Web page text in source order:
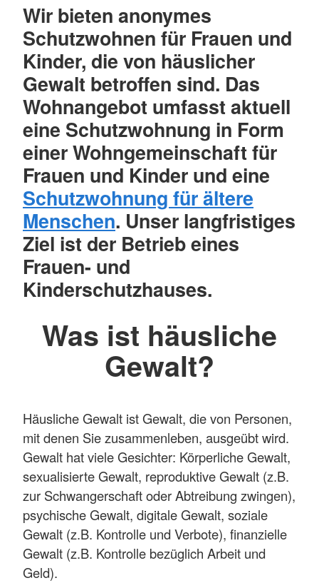
Wir bieten anonymes
Schutzwohnen für Frauen und
Kinder, die von häuslicher
Gewalt betroffen sind. Das
Wohnangebot umfasst aktuell
eine Schutzwohnung in Form
einer Wohngemeinschaft für
Frauen und Kinder und eine
Schutzwohnung für ältere
Menschen. Unser langfristiges
Ziel ist der Betrieb eines
Frauen- und
Kinderschutzhauses.
Was ist häusliche
Gewalt?
Häusliche Gewalt ist Gewalt, die von Personen,
mit denen Sie zusammenleben, ausgeübt wird.
Gewalt hat viele Gesichter: Körperliche Gewalt,
sexualisierte Gewalt, reproduktive Gewalt (z.B.
zur Schwangerschaft oder Abtreibung zwingen),
psychische Gewalt, digitale Gewalt, soziale
Gewalt (z.B. Kontrolle und Verbote), finanzielle
Gewalt (z.B. Kontrolle bezüglich Arbeit und
Geld).